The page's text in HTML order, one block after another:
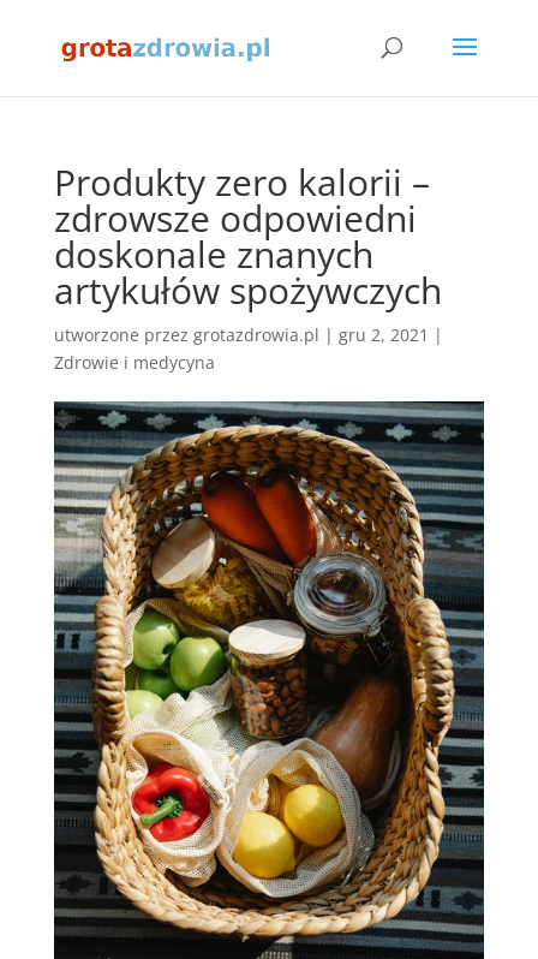
Produkty zero kalorii –
zdrowsze odpowiedni
doskonale znanych
artykułów spożywczych
utworzone przez grotazdrowia.pl | gru 2, 2021 |
Zdrowie i medycyna